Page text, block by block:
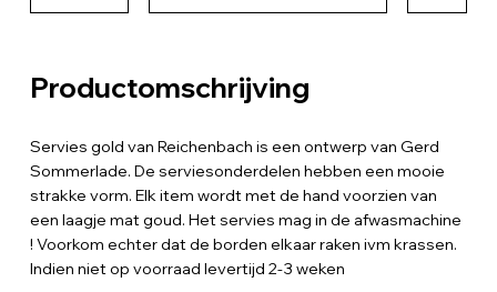
Productomschrijving
Servies gold van Reichenbach is een ontwerp van Gerd
Sommerlade. De serviesonderdelen hebben een mooie
strakke vorm. Elk item wordt met de hand voorzien van
een laagje mat goud. Het servies mag in de afwasmachine
! Voorkom echter dat de borden elkaar raken ivm krassen.
Indien niet op voorraad levertijd 2-3 weken